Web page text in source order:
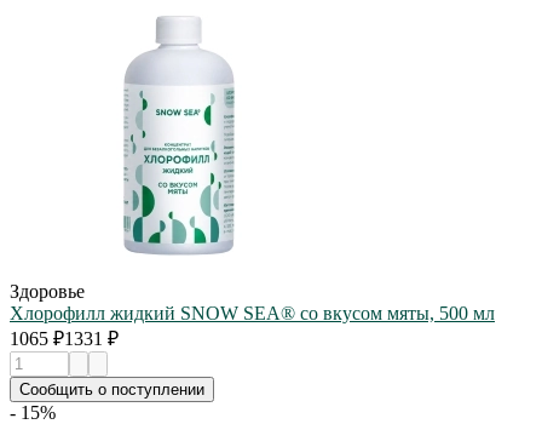
Здоровье
Хлорофилл жидкий SNOW SEA® со вкусом мяты, 500 мл
1065 ₽1331 ₽
Сообщить о поступлении
- 15%